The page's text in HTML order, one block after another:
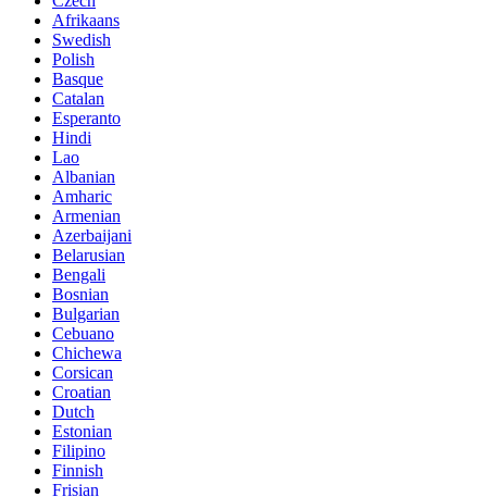
Afrikaans
Swedish
Polish
Basque
Catalan
Esperanto
Hindi
Lao
Albanian
Amharic
Armenian
Azerbaijani
Belarusian
Bengali
Bosnian
Bulgarian
Cebuano
Chichewa
Corsican
Croatian
Dutch
Estonian
Filipino
Finnish
Frisian